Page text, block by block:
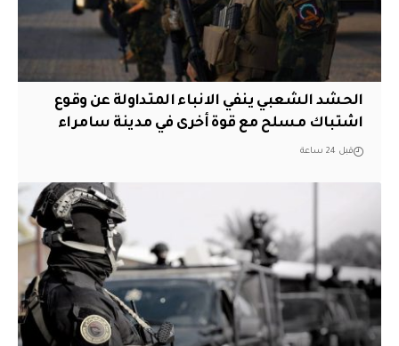
الحشد الشعبي ينفي الانباء المتداولة عن وقوع
اشتباك مسلح مع قوة أخرى في مدينة سامراء
قبل 24 ساعة